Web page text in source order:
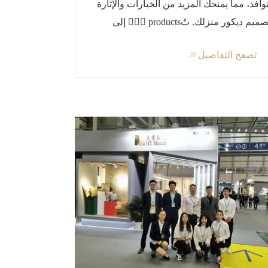
مما يمنحك المزيد من الخيارات والإثارة
لتصميم ديكور منزلك. تُ划َّ products إلى
الفاخرة، لتلبية احتياجات الديكور
تصفح التفاصيل